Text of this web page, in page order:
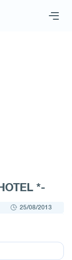
*-
25/08/2013